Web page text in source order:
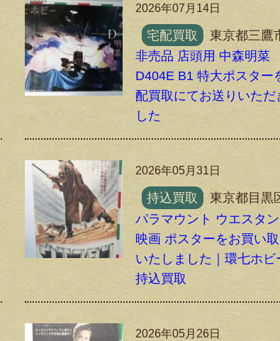
2026年07月14日
宅配買取
東京都三鷹
非売品 店頭用 中森明菜
D404E B1 特大ポスター
配買取にてお送りいただ
した
2026年05月31日
持込買取
東京都目黒
パラマウント ウエスタ
映画 ポスターをお買い
いたしました｜環七ホビ
持込買取
2026年05月26日